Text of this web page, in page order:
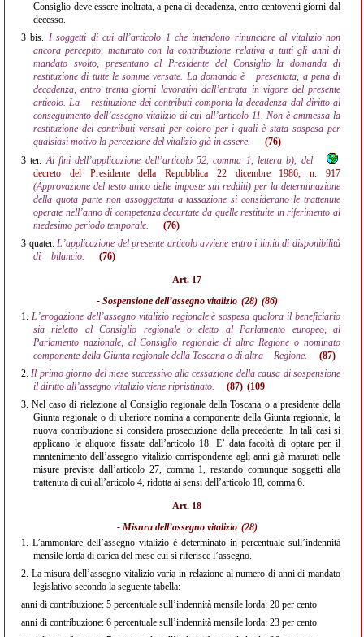
Consiglio deve essere inoltrata, a pena di decadenza, entro centoventi giorni dal
decesso.
3 bis. I soggetti di cui all’articolo 1 che intendono rinunciare al vitalizio non
ancora percepito, maturato con la contribuzione relativa a tutti gli anni di
mandato svolto, presentano al Presidente del Consiglio la domanda di
restituzione di tutte le somme versate. La domanda è
presentata, a pena di
decadenza, entro trenta giorni lavorativi dall’entrata in vigore del presente
articolo. La
restituzione dei contributi comporta la decadenza dal diritto al
conseguimento dell’assegno vitalizio di cui all’articolo 11. Non è ammessa la
restituzione dei contributi versati per coloro per i quali è stata sospesa per
qualsiasi motivo la percezione del vitalizio già in essere.
(76)
3 ter. Ai fini dell’applicazione dell’articolo 52, comma 1, lettera b), del
decreto del Presidente della Repubblica 22 dicembre 1986, n. 917
(Approvazione del testo unico delle imposte sui redditi) per la determinazione
della quota parte non assoggettata a tassazione si considerano le trattenute
operate nell’anno di competenza decurtate da quelle restituite in riferimento al
medesimo periodo temporale.
(76)
3 quater. L’applicazione del presente articolo avviene entro i limiti di disponibilità
di
bilancio. (76)
Art. 17
- Sospensione dell’assegno vitalizio (28) (86)
1. L’erogazione dell’assegno vitalizio regionale è sospesa qualora il beneficiario
sia rieletto al Consiglio regionale o eletto al Parlamento europeo, al
Parlamento nazionale, al Consiglio regionale di altra Regione o nominato
componente della Giunta regionale della Toscana o di altra
Regione.
(87)
2. Il primo giorno del mese successivo alla cessazione della causa di sospensione
il diritto all’assegno vitalizio viene ripristinato.
(87) (109
3. Nel caso di rielezione al Consiglio regionale della Toscana o a presidente della
Giunta regionale o di ulteriore nomina a componente della Giunta regionale, la
nuova contribuzione si considera prosecuzione della precedente. In tali casi si
applicano le aliquote fissate dall’articolo 18. E’ data facoltà di optare per il
mantenimento dell’assegno vitalizio corrispondente agli anni già maturati nelle
misure previste dall’articolo 27, comma 1, restando comunque soggetti alla
trattenuta di cui all’articolo 4, ridotta ai sensi dell’articolo 18, comma 6.
Art. 18
- Misura dell’assegno vitalizio (28)
1. L’ammontare dell’assegno vitalizio è determinato in percentuale sull’indennità
mensile lorda di carica del mese cui si riferisce l’assegno.
2. La misura dell’assegno vitalizio varia in relazione al numero di anni di mandato
legislativo secondo la seguente tabella:
anni di contribuzione: 5 percentuale sull’indennità mensile lorda: 20 per cento
anni di contribuzione: 6 percentuale sull’indennità mensile lorda: 23 per cento